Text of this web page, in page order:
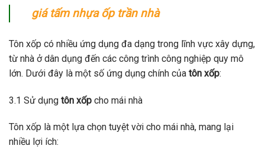
giá tấm nhựa ốp trần nhà
Tôn xốp có nhiều ứng dụng đa dạng trong lĩnh vực xây dựng,
từ nhà ở dân dụng đến các công trình công nghiệp quy mô
lớn. Dưới đây là một số ứng dụng chính của tôn xốp:
3.1 Sử dụng tôn xốp cho mái nhà
Tôn xốp là một lựa chọn tuyệt vời cho mái nhà, mang lại
nhiều lợi ích: